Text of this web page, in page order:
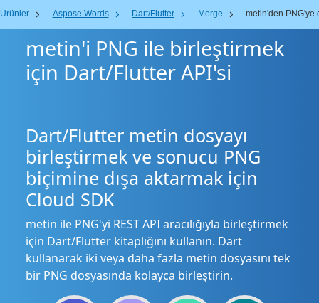
Ürünler Aspose.Words Dart/Flutter Merge metin'den PNG'ye
metin'i PNG ile birleştirmek
için Dart/Flutter API'si
Dart/Flutter metin dosyayı
birleştirmek ve sonucu PNG
biçimine dışa aktarmak için
Cloud SDK
metin ile PNG'yi REST API aracılığıyla birleştirmek
için Dart/Flutter kitaplığını kullanın. Dart
kullanarak iki veya daha fazla metin dosyasını tek
bir PNG dosyasında kolayca birleştirin.